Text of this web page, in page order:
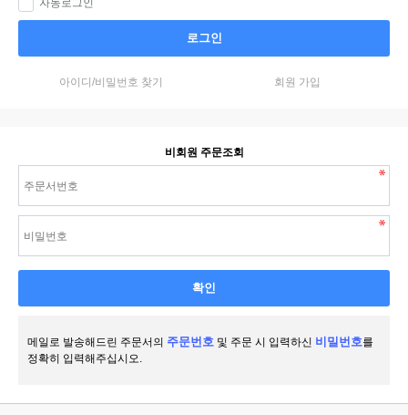
자동로그인
로그인
아이디/비밀번호 찾기 회원 가입
비회원 주문조회
메일로 발송해드린 주문서의 주문번호 및 주문 시 입력하신 비밀번호를
정확히 입력해주십시오.